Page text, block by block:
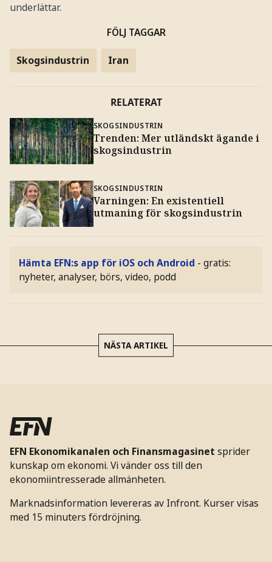
underlättar.
FÖLJ TAGGAR
Skogsindustrin Iran
RELATERAT
SKOGSINDUSTRIN
Trenden: Mer utländskt ägande i
skogsindustrin
SKOGSINDUSTRIN
Varningen: En existentiell
utmaning för skogsindustrin
Hämta EFN:s app för iOS och Android - gratis:
nyheter, analyser, börs, video, podd
NÄSTA ARTIKEL
EFN Ekonomikanalen och Finansmagasinet sprider
kunskap om ekonomi. Vi vänder oss till den
ekonomiintresserade allmänheten.
Marknadsinformation levereras av Infront. Kurser visas
med 15 minuters fördröjning.